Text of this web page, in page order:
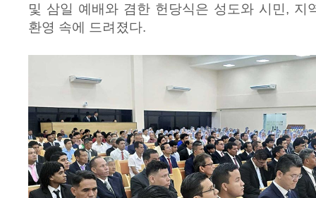
및 삼일 예배와 겸한 헌당식은 성도와 시민, 지
환영 속에 드려졌다.